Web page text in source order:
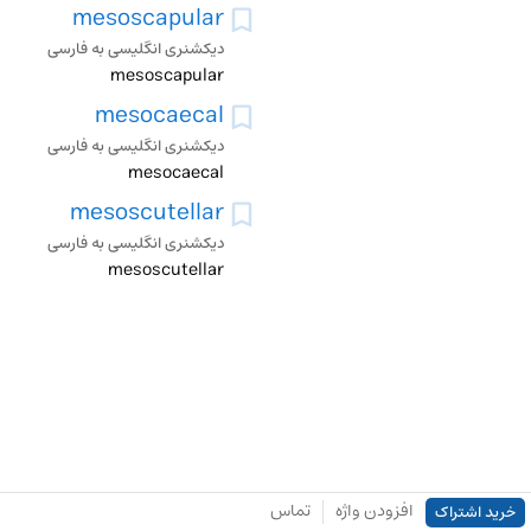
mesoscapular
دیکشنری انگلیسی به فارسی
mesoscapular
mesocaecal
دیکشنری انگلیسی به فارسی
mesocaecal
mesoscutellar
دیکشنری انگلیسی به فارسی
mesoscutellar
خرید اشتراک افزودن واژه تماس